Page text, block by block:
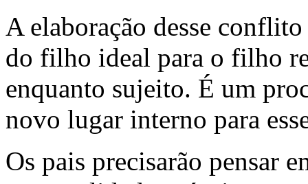
A elaboração desse
do filho ideal para o filho
enquanto sujeito. É um
novo lugar interno para
Os pais precisarão pensar